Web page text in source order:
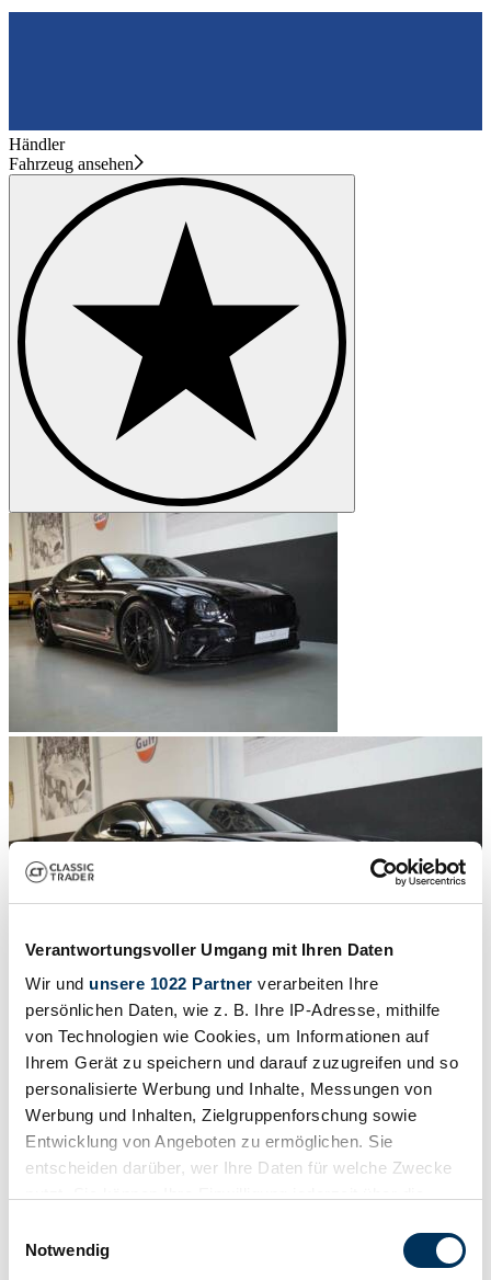
Verantwortungsvoller Umgang mit Ihren Daten
Wir und unsere 1022 Partner verarbeiten Ihre
persönlichen Daten, wie z. B. Ihre IP-Adresse, mithilfe
von Technologien wie Cookies, um Informationen auf
Ihrem Gerät zu speichern und darauf zuzugreifen und so
personalisierte Werbung und Inhalte, Messungen von
Werbung und Inhalten, Zielgruppenforschung sowie
Entwicklung von Angeboten zu ermöglichen. Sie
entscheiden darüber, wer Ihre Daten für welche Zwecke
Trigger Symbol ändern oder widerrufen
Notwendig
Händler
Fahrzeug ansehen
2021 | Bentley Continental GT Speed
Bentley Continental GT
CHF 260'781